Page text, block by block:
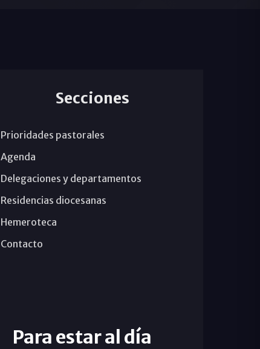
Secciones
Prioridades pastorales
Agenda
Delegaciones y departamentos
Residencias diocesanas
Hemeroteca
Contacto
Para estar al día